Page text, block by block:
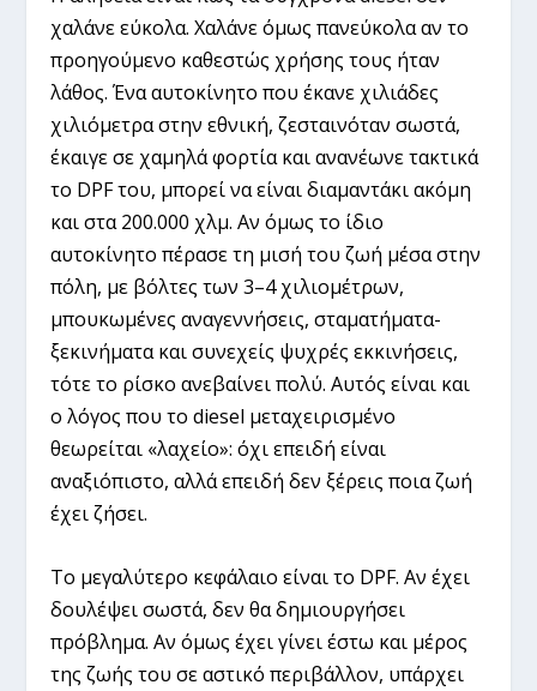
χαλάνε εύκολα. Χαλάνε όμως πανεύκολα αν το
προηγούμενο καθεστώς χρήσης τους ήταν
λάθος. Ένα αυτοκίνητο που έκανε χιλιάδες
χιλιόμετρα στην εθνική, ζεσταινόταν σωστά,
έκαιγε σε χαμηλά φορτία και ανανέωνε τακτικά
το DPF του, μπορεί να είναι διαμαντάκι ακόμη
και στα 200.000 χλμ. Αν όμως το ίδιο
αυτοκίνητο πέρασε τη μισή του ζωή μέσα στην
πόλη, με βόλτες των 3–4 χιλιομέτρων,
μπουκωμένες αναγεννήσεις, σταματήματα-
ξεκινήματα και συνεχείς ψυχρές εκκινήσεις,
τότε το ρίσκο ανεβαίνει πολύ. Αυτός είναι και
ο λόγος που το diesel μεταχειρισμένο
θεωρείται «λαχείο»: όχι επειδή είναι
αναξιόπιστο, αλλά επειδή δεν ξέρεις ποια ζωή
έχει ζήσει.
Το μεγαλύτερο κεφάλαιο είναι το DPF. Αν έχει
δουλέψει σωστά, δεν θα δημιουργήσει
πρόβλημα. Αν όμως έχει γίνει έστω και μέρος
της ζωής του σε αστικό περιβάλλον, υπάρχει